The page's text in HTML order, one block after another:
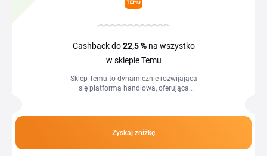
Cashback do22,5 %na wszystko
w sklepie Temu
Sklep Temu to dynamicznie rozwijająca
się platforma handlowa, oferująca
miejsce...
Zyskaj zniżkę